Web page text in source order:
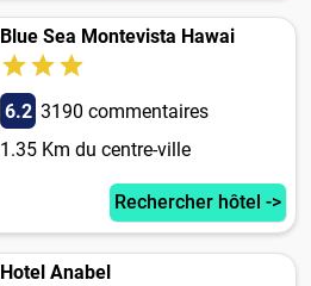
Blue Sea Montevista Hawai
6.2 3190 commentaires
1.35 Km du centre-ville
Rechercher hôtel ->
Hotel Anabel